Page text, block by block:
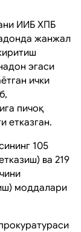
ИИБ ХПБ
жанжал
эгаси
ички
пичоқ
етказган.
105
ва 219
моддалари